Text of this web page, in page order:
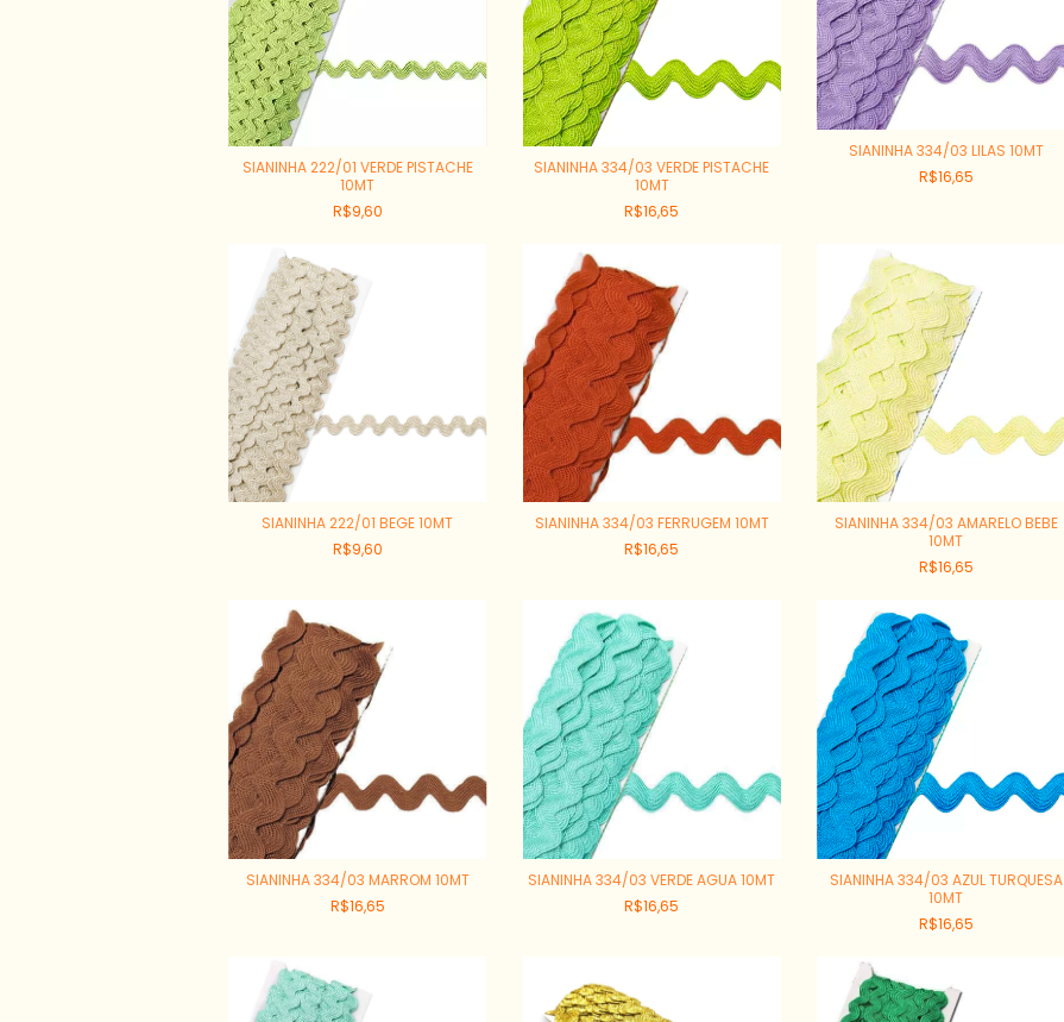
SIANINHA 222/01 VERDE PISTACHE
10MT
R$9,60
SIANINHA 334/03 VERDE PISTACHE
10MT
R$16,65
SIANINHA 334/03 LILAS 10MT
R$16,65
SIANINHA 222/01 BEGE 10MT
R$9,60
SIANINHA 334/03 FERRUGEM 10MT
R$16,65
SIANINHA 334/03 AMARELO BEBE
10MT
R$16,65
SIANINHA 334/03 MARROM 10MT
R$16,65
SIANINHA 334/03 VERDE AGUA 10MT
R$16,65
SIANINHA 334/03 AZUL TURQUESA
10MT
R$16,65